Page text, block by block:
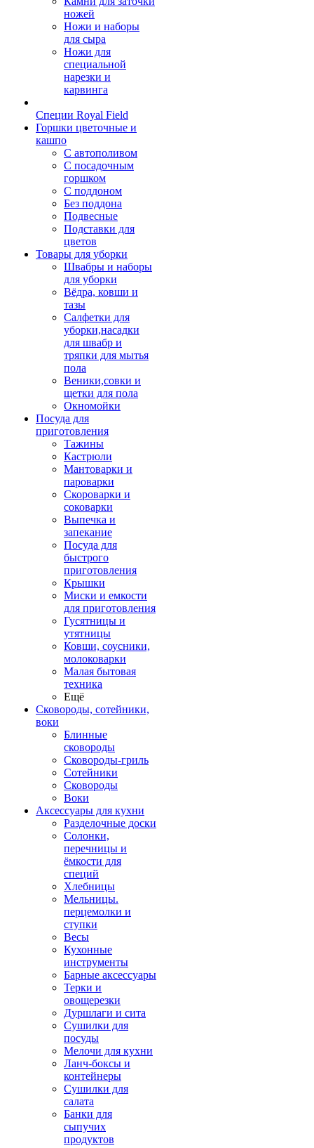
ножей
Ножи и наборы
для сыра
Ножи для
специальной
нарезки и
карвинга
Специи Royal Field
Горшки цветочные и
кашпо
С автополивом
С посадочным
горшком
С поддоном
Без поддона
Подвесные
Подставки для
цветов
Товары для уборки
Швабры и наборы
для уборки
Вёдра, ковши и
тазы
Салфетки для
уборки,насадки
для швабр и
тряпки для мытья
пола
Веники,совки и
щетки для пола
Окномойки
Посуда для
приготовления
Тажины
Кастрюли
Мантоварки и
пароварки
Скороварки и
соковарки
Выпечка и
запекание
Посуда для
быстрого
приготовления
Крышки
Миски и емкости
для приготовления
Гусятницы и
утятницы
Ковши, соусники,
молоковарки
Малая бытовая
техника
Ещё
Сковороды, сотейники,
воки
Блинные
сковороды
Сковороды-гриль
Сотейники
Сковороды
Воки
Аксессуары для кухни
Разделочные доски
Солонки,
перечницы и
ёмкости для
специй
Хлебницы
Мельницы.
перцемолки и
ступки
Весы
Кухонные
инструменты
Барные аксессуары
Терки и
овощерезки
Дуршлаги и сита
Сушилки для
посуды
Мелочи для кухни
Ланч-боксы и
контейнеры
Сушилки для
салата
Банки для
сыпучих
продуктов